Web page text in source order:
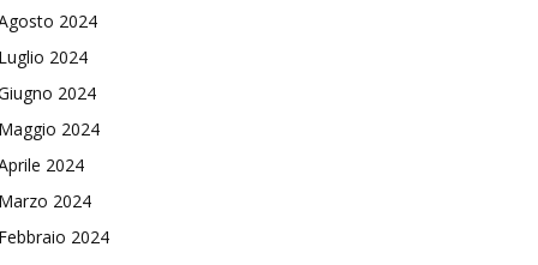
2024
2024
2024
2024
2024
2024
2024